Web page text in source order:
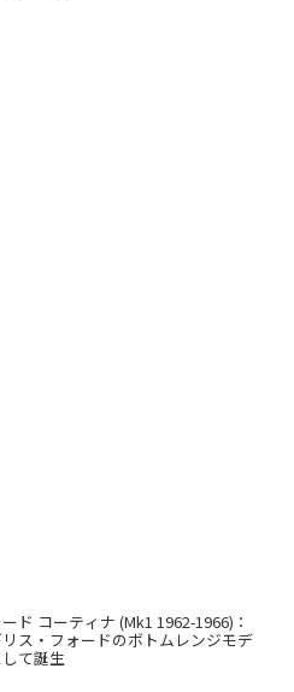
ド コーティナ (Mk1 1962-1966)：
ス・フォードのボトムレンジモデ
て誕生